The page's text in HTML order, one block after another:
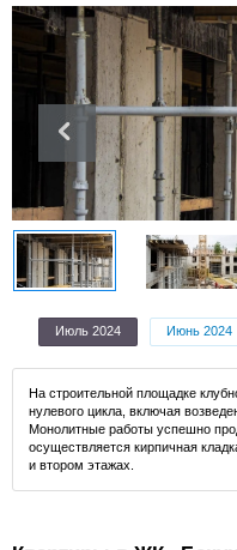
Июль 2024 Июнь 2024
На строительной площадке
нулевого цикла, включая
Монолитные работы успешно
осуществляется кирпичная
и втором этажах.